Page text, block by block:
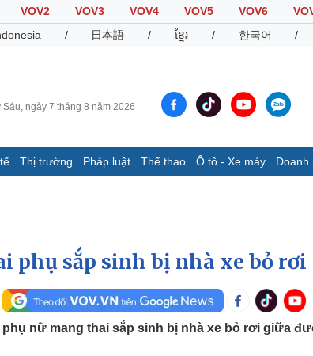
VOV2 VOV3 VOV4 VOV5 VOV6
/ 日本語 / ខ្មែរ / 한국어 /
Sáu, ngày 7 tháng 8 năm 2026
Thị trường Pháp luật Thể thao Ô tô - Xe máy Doanh
Infographic
Thể thao
Ô tô - Xe máy
phụ sắp sinh bị nhà xe bỏ rơi
nữ mang thai sắp sinh bị nhà xe bỏ rơi giữa